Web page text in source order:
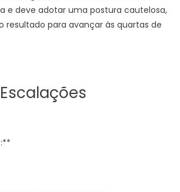
e deve adotar uma postura cautelosa,
resultado para avançar às quartas de